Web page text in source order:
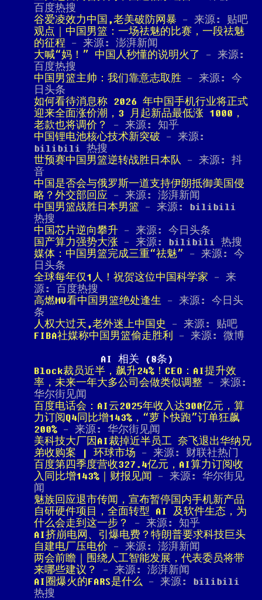
百度热搜
谷爱凌效力中国,老美破防网暴 - 来源: 贴吧
观点｜中国男篮：一场祛魅的比赛，一段祛魅
的征程 - 来源: 澎湃新闻
大喊“妈！” 中国人秒懂的说明火了
- 来源:
百度热搜
中国男篮主帅：我们靠意志取胜 - 来源: 今
日头条
如何看待消息称 2026 年中国手机行业将正式
迎来全面涨价潮，3 月起新品最低涨 1000，
老款也将调价？
- 来源: 知乎
中国锂电池核心技术新突破 - 来源:
bilibili 热搜
世预赛中国男篮逆转战胜日本队 - 来源: 抖
音
中国是否会与俄罗斯一道支持伊朗抵御美国侵
略？外交部回应 - 来源: 澎湃新闻
中国男篮战胜日本男篮 - 来源: bilibili
热搜
中国芯片逆向攀升 - 来源: 今日头条
国产算力强势大涨 - 来源: bilibili 热搜
媒体：中国男篮完成三重“祛魅” - 来源: 今
日头条
全球每年仅1人！祝贺这位中国科学家 - 来
源: 百度热搜
高燃MV看中国男篮绝处逢生 - 来源: 今日头
条
人权大过天,老外迷上中国史
- 来源: 贴吧
FIBA社媒称中国男篮偷走胜利
- 来源: 微博
AI 相关 (8条)
Block裁员近半，飙升24%！CEO：AI提升效
率，未来一年大多公司会做类似调整 - 来源:
华尔街见闻
百度电话会：AI云2025年收入达300亿元，算
力订阅Q4同比增143%，“萝卜快跑”订单狂飙
200% - 来源: 华尔街见闻
美科技大厂因AI裁掉近半员工 奈飞退出华纳兄
弟收购案 | 环球市场 - 来源: 财联社热门
百度第四季度营收327.4亿元，AI算力订阅收
入同比增143%｜财报见闻
- 来源: 华尔街见
闻
魅族回应退市传闻，宣布暂停国内手机新产品
自研硬件项目，全面转型 AI 及软件生态，为
什么会走到这一步？
- 来源: 知乎
AI挤崩电网、引爆电费？特朗普要求科技巨头
自建电厂压电价 - 来源: 澎湃新闻
两会前瞻｜围绕人工智能发展，代表委员将带
来哪些建议？
- 来源: 澎湃新闻
AI圈爆火的FARS是什么 - 来源: bilibili
热搜